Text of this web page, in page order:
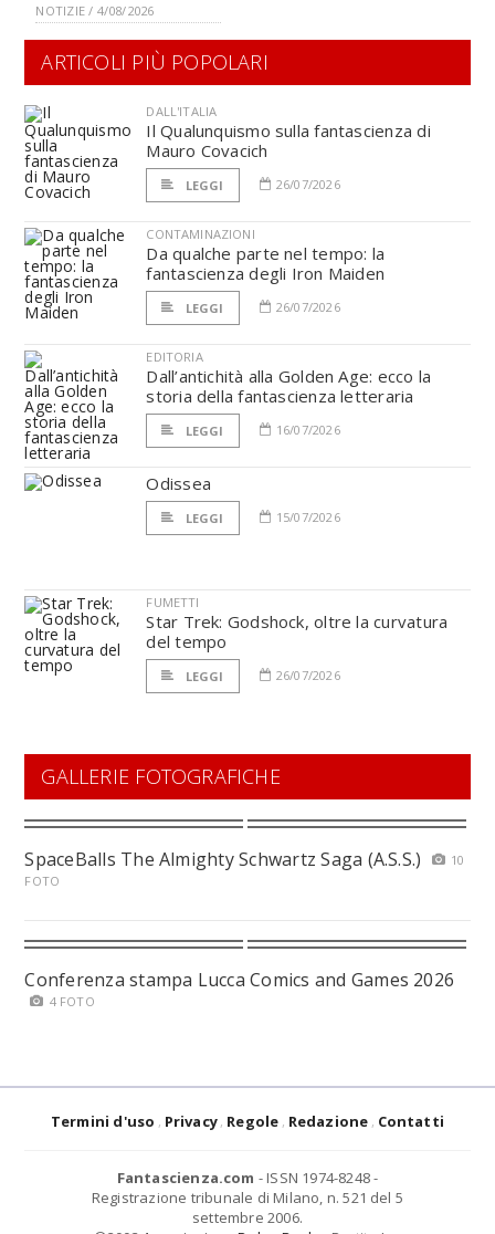
NOTIZIE / 4/08/2026
ARTICOLI PIÙ POPOLARI
DALL'ITALIA
Il Qualunquismo sulla fantascienza di
Mauro Covacich
LEGGI 26/07/2026
CONTAMINAZIONI
Da qualche parte nel tempo: la
fantascienza degli Iron Maiden
LEGGI 26/07/2026
EDITORIA
Dall’antichità alla Golden Age: ecco la
storia della fantascienza letteraria
LEGGI 16/07/2026
Odissea
LEGGI 15/07/2026
FUMETTI
Star Trek: Godshock, oltre la curvatura
del tempo
LEGGI 26/07/2026
GALLERIE FOTOGRAFICHE
SpaceBalls The Almighty Schwartz Saga (A.S.S.)
10
FOTO
Conferenza stampa Lucca Comics and Games 2026
4 FOTO
Termini d'uso Privacy Regole Redazione Contatti
Fantascienza.com - ISSN 1974-8248 -
Registrazione tribunale di Milano, n. 521 del 5
settembre 2006.